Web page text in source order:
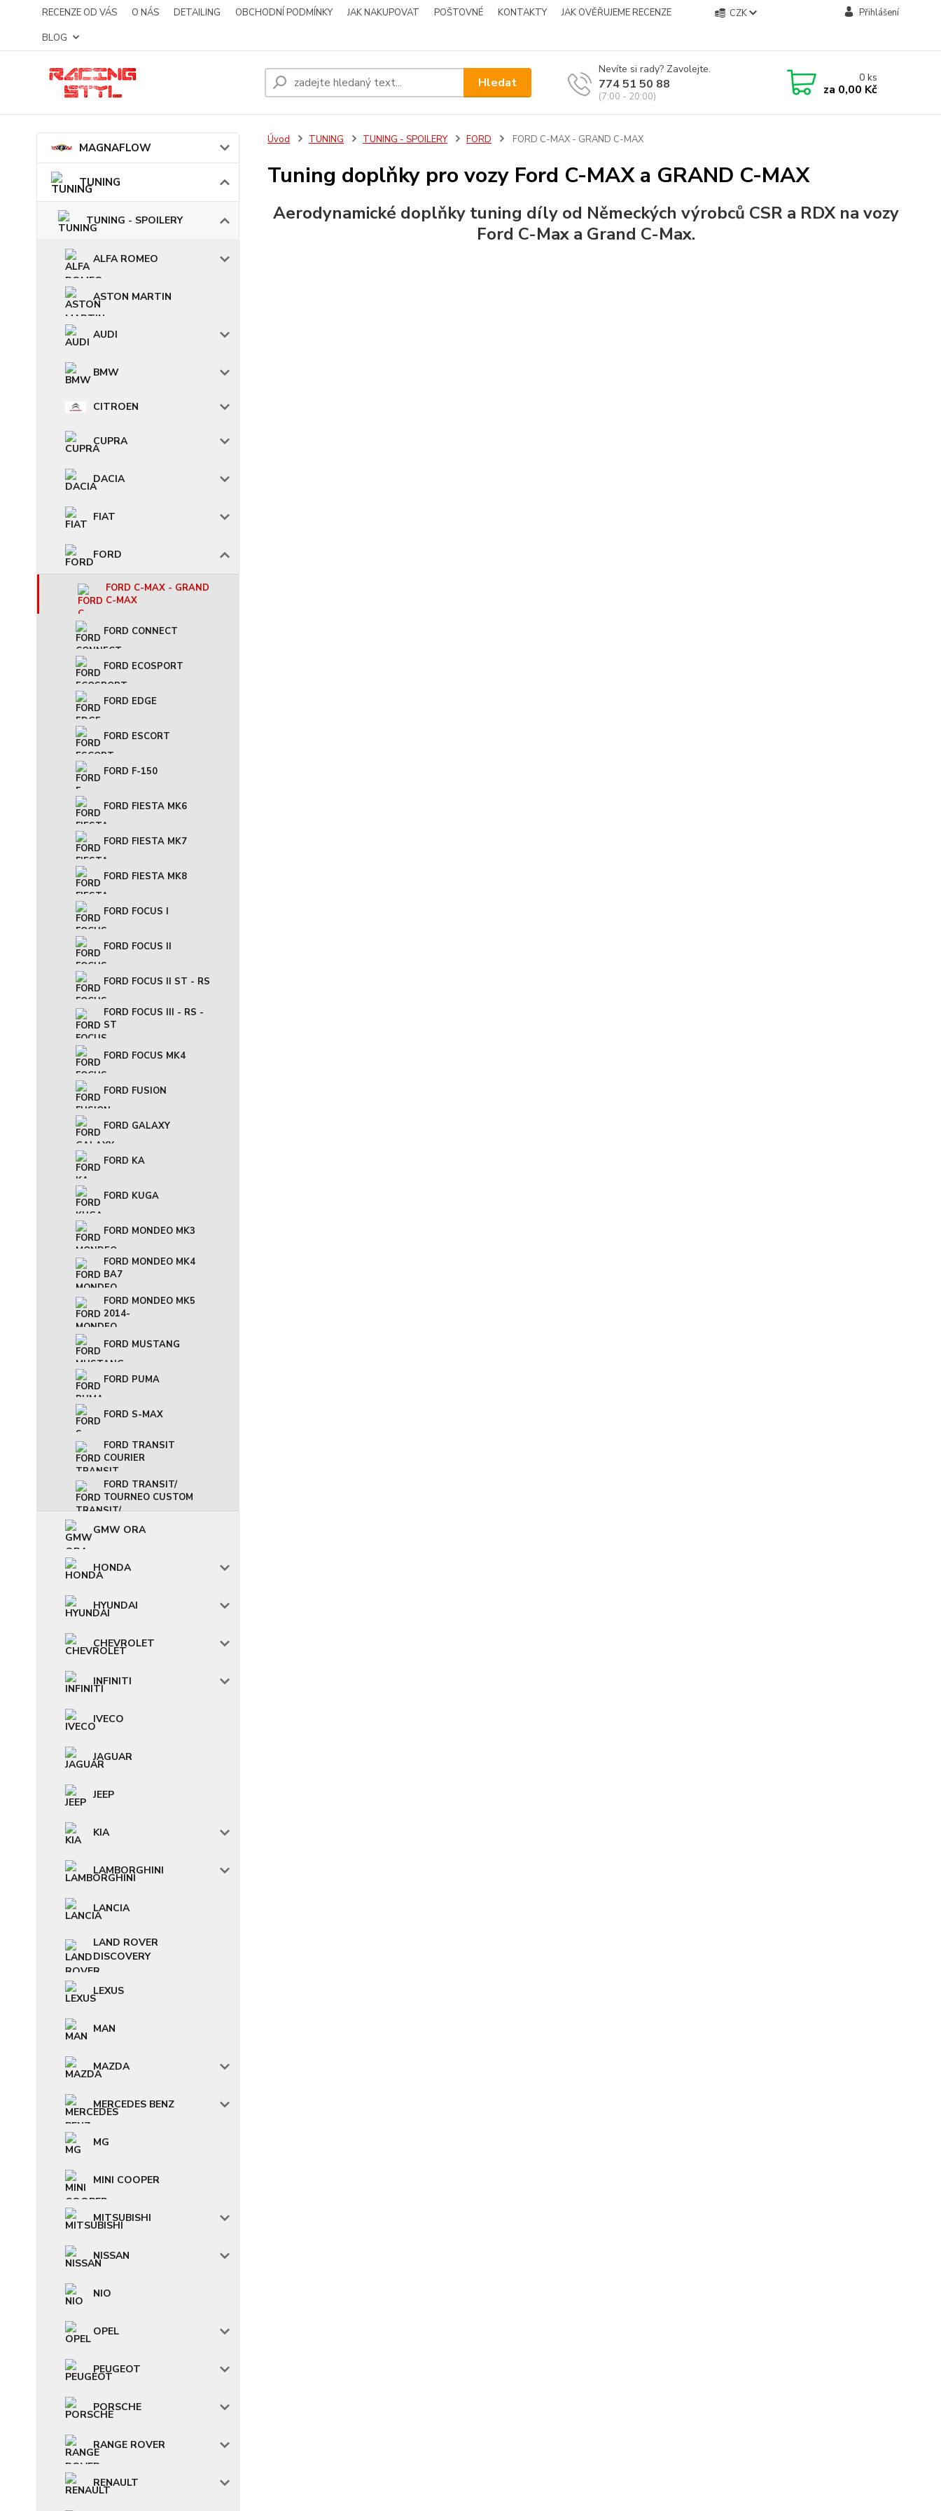
RECENZE OD VÁS O NÁS DETAILING OBCHODNÍ PODMÍNKY JAK NAKUPOVAT POŠTOVNÉ KONTAKTY
JAK OVĚŘUJEME RECENZE
BLOG
CZK Přihlášení
Hledat
Nevíte si rady? Zavolejte.
774 51 50 88
(7:00 - 20:00)
0ks
za 0,00 Kč
MAGNAFLOW
TUNING
TUNING - SPOILERY
ALFA ROMEO
ASTON MARTIN
AUDI
BMW
CITROEN
CUPRA
DACIA
FIAT
FORD
FORD C-MAX - GRAND
C-MAX
FORD CONNECT
FORD ECOSPORT
FORD EDGE
FORD ESCORT
FORD F-150
FORD FIESTA MK6
FORD FIESTA MK7
FORD FIESTA MK8
FORD FOCUS I
FORD FOCUS II
FORD FOCUS II ST - RS
FORD FOCUS III - RS -
ST
FORD FOCUS MK4
FORD FUSION
FORD GALAXY
FORD KA
FORD KUGA
FORD MONDEO MK3
FORD MONDEO MK4
BA7
FORD MONDEO MK5
2014-
FORD MUSTANG
FORD PUMA
FORD S-MAX
FORD TRANSIT
COURIER
FORD TRANSIT/
TOURNEO CUSTOM
GMW ORA
HONDA
HYUNDAI
CHEVROLET
INFINITI
IVECO
JAGUAR
JEEP
KIA
LAMBORGHINI
LANCIA
LAND ROVER
DISCOVERY
LEXUS
MAN
MAZDA
MERCEDES BENZ
MG
MINI COOPER
MITSUBISHI
NISSAN
NIO
OPEL
PEUGEOT
PORSCHE
RANGE ROVER
RENAULT
Úvod TUNING TUNING - SPOILERY FORD FORD C-MAX - GRAND C-MAX
Tuning doplňky pro vozy Ford C-MAX a GRAND C-MAX
Aerodynamické doplňky tuning díly od Německých výrobců CSR a RDX na vozy
Ford C-Maxa Grand C-Max.